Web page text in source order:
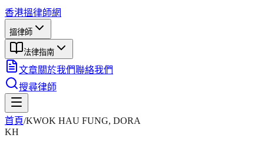
香港搵律師網
搵律師
法律指南
文章關於我們聯絡我們
搜尋律師
首頁/KWOK HAU FUNG, DORA
KH